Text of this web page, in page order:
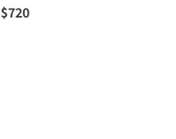
週新鮮直送到家
$720